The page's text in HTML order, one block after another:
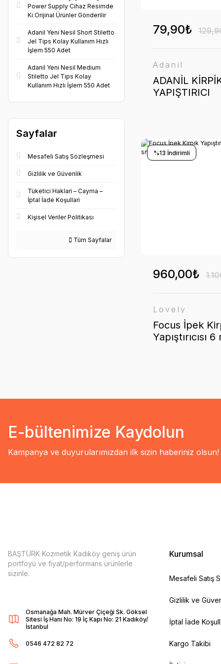
Power Supply Cihaz Resimde
Ki Orijinal Ürünler Gönderilir
Adanil Yeni Nesil Short Stiletto
Jel Tips Kolay Kullanım Hızlı
İşlem 550 Adet
Adanil Yeni Nesil Medium
Stiletto Jel Tips Kolay
Kullanım Hızlı İşlem 550 Adet
Sayfalar
Mesafeli Satış Sözleşmesi
Gizlilik ve Güvenlik
Tüketici Haklari – Cayma –
İptal İade Koşullari
Kişisel Veriler Politikası
Tüm Sayfalar
79,90₺
Adanil
ADANİL
YAPIŞTIRICI
%13 İndirimli
960,00₺
Lovely
Focus İpek
Yapıştırıcısı 6
E-bültenimize Kaydolun
Kampanya ve duyurularımızdan ilk sizin haberiniz olsun!
BAŞTÜRK Kozmetik Kadıköy geniş ürün
portföyü ve fiyat/performans ürünlerle
sizinle.
Osmanağa Mah. Mürver Çiçeği Sk. Göksel
Sitesi İş Hanı No: 19 İç Kapı No: 21 Kadıköy/
İstanbul
0546 472 82 72
Kurumsal
Mesafeli Satış
Gizlilik ve
İptal İade
Kargo Takibi